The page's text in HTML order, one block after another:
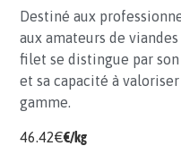
Destiné aux
aux amateurs de
filet se distingue par
et sa capacité à
gamme.
46.42€€/kg